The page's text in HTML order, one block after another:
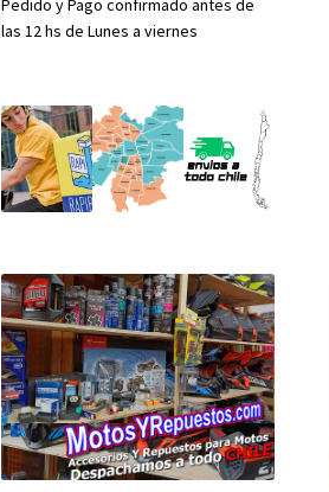
Pedido y Pago confirmado antes de
las 12 hs de Lunes a viernes